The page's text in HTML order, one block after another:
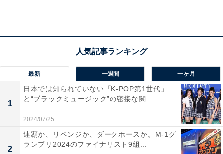
2023年4月19日に死去したムンビンさん 写真：アフロ
ゆりこ：私も寝る直前にニュースを見てしまい、それか
ら数時間は寝付けなくて……。朝起きたら「フェイクニ
ュースでした」ってなったらいいのにと願いました。
矢野：自分と同世代の活躍している人が突然に……とい
最新 一週間 一ヶ月
1
日本では知られていない「K-POP第1世代」
と“ブラックミュージック”の密接な関...
2024/07/25
2
連覇か、リベンジか、ダークホースか。M-1グ
ランプリ2024のファイナリスト9組...